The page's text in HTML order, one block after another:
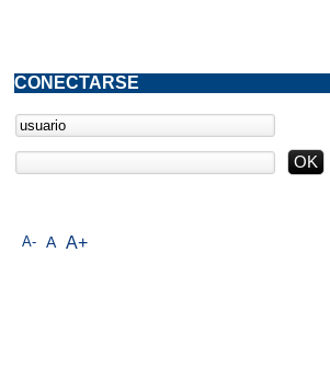
A- A A+
CONECTARSE